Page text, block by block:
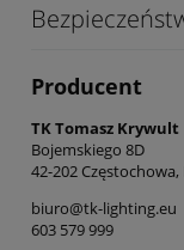
Producent
TK Tomasz Krywult
Bojemskiego 8D
42-202 Częstochowa,
biuro@tk-lighting.eu
603 579 999